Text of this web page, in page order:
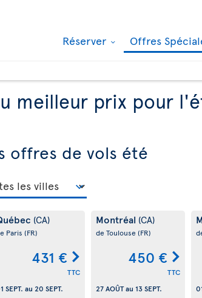
Réserver Offres
meilleur prix pour
offres de vols été
(CA)
Paris (FR)
431 €
TTC
SEPT. au 20 SEPT.
Montréal (CA)
de Toulouse (FR)
450 €
TTC
27 AOÛTau 13 SEPT.